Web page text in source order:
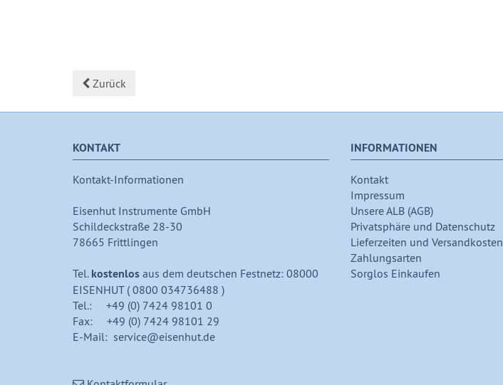
Zurück
KONTAKT
Kontakt-Informationen
Eisenhut Instrumente GmbH
Schildeckstraße 28-30
78665 Frittlingen
Tel. kostenlos aus dem deutschen Festnetz: 08000
EISENHUT ( 0800 034736488 )
Tel.: +49 (0) 7424 98101 0
Fax: +49 (0) 7424 98101 29
E-Mail: service@eisenhut.de
INFORMATIONEN
Kontakt
Impressum
Unsere ALB (AGB)
Privatsphäre und Datenschutz
Lieferzeiten und Versandkosten
Zahlungsarten
Sorglos Einkaufen